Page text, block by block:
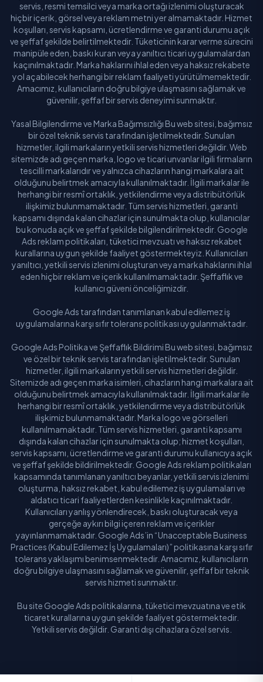
servis, resmi temsilci veya marka ortağı izlenimi oluşturacak
hiçbir içerik, görsel veya reklam metni yer almamaktadır. Hizmet
koşulları, servis kapsamı, ücretlendirme ve garanti durumu açık
ve şeffaf şekilde belirtilmektedir. Tüketicinin karar verme sürecini
manipüle eden, baskı kuran veya yanıltıcı ticari uygulamalardan
kaçınılmaktadır. Marka haklarını ihlal eden veya haksız rekabete
yol açabilecek herhangi bir reklam faaliyeti yürütülmemektedir.
Amacımız, kullanıcıların doğru bilgiye ulaşmasını sağlamak ve
güvenilir, şeffaf bir servis deneyimi sunmaktır.
Yasal Bilgilendirme ve Marka Bağımsızlığı Bu web sitesi, bağımsız
bir özel teknik servis tarafından işletilmektedir. Sunulan
hizmetler, ilgili markaların yetkili servis hizmetleri değildir. Web
sitemizde adı geçen marka, logo ve ticari unvanlar ilgili firmaların
tescilli markalarıdır ve yalnızca cihazların hangi markalara ait
olduğunu belirtmek amacıyla kullanılmaktadır. İlgili markalar ile
herhangi bir resmî ortaklık, yetkilendirme veya distribütörlük
ilişkimiz bulunmamaktadır. Tüm servis hizmetleri, garanti
kapsamı dışında kalan cihazlar için sunulmakta olup, kullanıcılar
bu konuda açık ve şeffaf şekilde bilgilendirilmektedir. Google
Ads reklam politikaları, tüketici mevzuatı ve haksız rekabet
kurallarına uygun şekilde faaliyet göstermekteyiz. Kullanıcıları
yanıltıcı, yetkili servis izlenimi oluşturan veya marka haklarını ihlal
eden hiçbir reklam ve içerik kullanılmamaktadır. Şeffaflık ve
kullanıcı güveni önceliğimizdir.
Google Ads tarafından tanımlanan kabul edilemez iş
uygulamalarına karşı sıfır tolerans politikası uygulanmaktadır.
Google Ads Politika ve Şeffaflık Bildirimi Bu web sitesi, bağımsız
ve özel bir teknik servis tarafından işletilmektedir. Sunulan
hizmetler, ilgili markaların yetkili servis hizmetleri değildir.
Sitemizde adı geçen marka isimleri, cihazların hangi markalara ait
olduğunu belirtmek amacıyla kullanılmaktadır. İlgili markalar ile
herhangi bir resmî ortaklık, yetkilendirme veya distribütörlük
ilişkimiz bulunmamaktadır. Marka logo ve görselleri
kullanılmamaktadır. Tüm servis hizmetleri, garanti kapsamı
dışında kalan cihazlar için sunulmakta olup; hizmet koşulları,
servis kapsamı, ücretlendirme ve garanti durumu kullanıcıya açık
ve şeffaf şekilde bildirilmektedir. Google Ads reklam politikaları
kapsamında tanımlanan yanıltıcı beyanlar, yetkili servis izlenimi
oluşturma, haksız rekabet, kabul edilemez iş uygulamaları ve
aldatıcı ticari faaliyetlerden kesinlikle kaçınılmaktadır.
Kullanıcıları yanlış yönlendirecek, baskı oluşturacak veya
gerçeğe aykırı bilgi içeren reklam ve içerikler
yayınlanmamaktadır. Google Ads’in “Unacceptable Business
Practices (Kabul Edilemez İş Uygulamaları)” politikasına karşı sıfır
tolerans yaklaşımı benimsenmektedir. Amacımız, kullanıcıların
doğru bilgiye ulaşmasını sağlamak ve güvenilir, şeffaf bir teknik
servis hizmeti sunmaktır.
Bu site Google Ads politikalarına, tüketici mevzuatına ve etik
ticaret kurallarına uygun şekilde faaliyet göstermektedir.
Yetkili servis değildir. Garanti dışı cihazlara özel servis.